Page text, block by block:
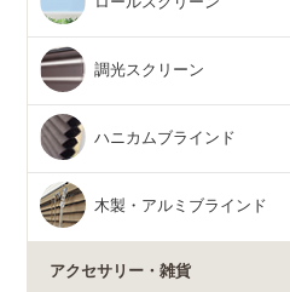
調光スクリーン
ハニカムブラインド
木製・アルミブラインド
アクセサリー・雑貨